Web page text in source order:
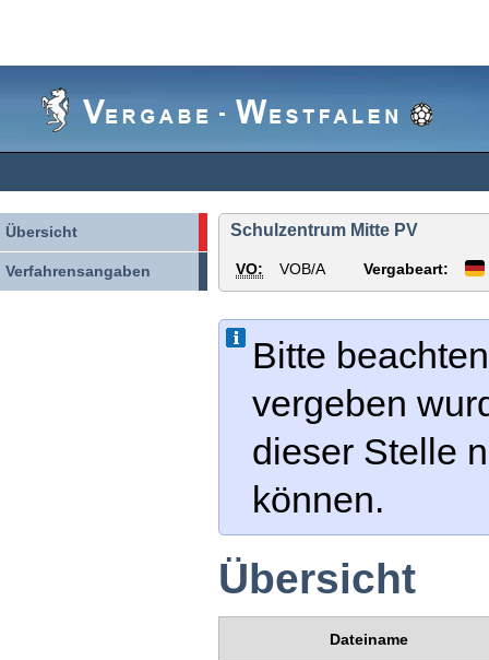
Übersicht
Verfahrensangaben
Schulzentrum Mitte PV
VO: VOB/A Vergabeart:
Bitte
vergeben
dieser Stelle
können.
Übersicht
Dateiname